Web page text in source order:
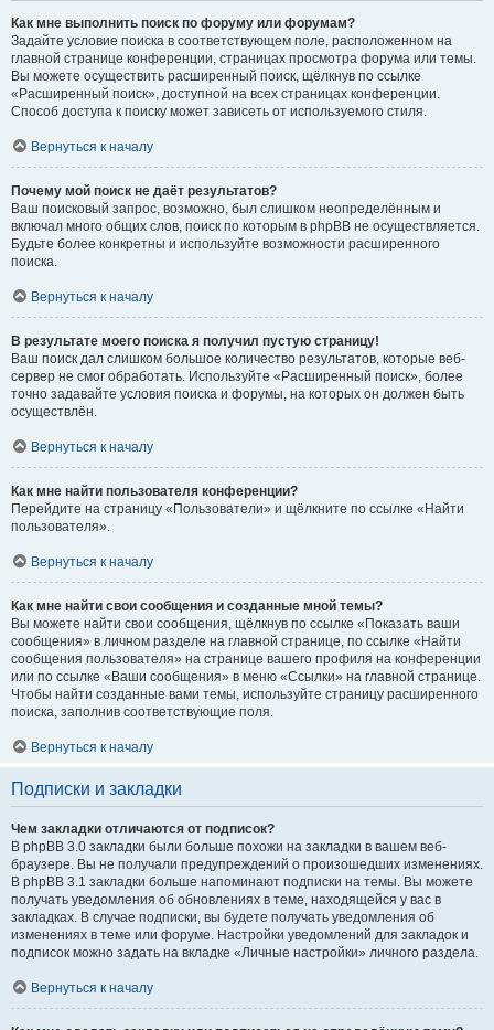
Как мне выполнить поиск по форуму или форумам?
Задайте условие поиска в соответствующем поле, расположенном на
главной странице конференции, страницах просмотра форума или темы.
Вы можете осуществить расширенный поиск, щёлкнув по ссылке
«Расширенный поиск», доступной на всех страницах конференции.
Способ доступа к поиску может зависеть от используемого стиля.
Вернуться к началу
Почему мой поиск не даёт результатов?
Ваш поисковый запрос, возможно, был слишком неопределённым и
включал много общих слов, поиск по которым в phpBB не осуществляется.
Будьте более конкретны и используйте возможности расширенного
поиска.
Вернуться к началу
В результате моего поиска я получил пустую страницу!
Ваш поиск дал слишком большое количество результатов, которые веб-
сервер не смог обработать. Используйте «Расширенный поиск», более
точно задавайте условия поиска и форумы, на которых он должен быть
осуществлён.
Вернуться к началу
Как мне найти пользователя конференции?
Перейдите на страницу «Пользователи» и щёлкните по ссылке «Найти
пользователя».
Вернуться к началу
Как мне найти свои сообщения и созданные мной темы?
Вы можете найти свои сообщения, щёлкнув по ссылке «Показать ваши
сообщения» в личном разделе на главной странице, по ссылке «Найти
сообщения пользователя» на странице вашего профиля на конференции
или по ссылке «Ваши сообщения» в меню «Ссылки» на главной странице.
Чтобы найти созданные вами темы, используйте страницу расширенного
поиска, заполнив соответствующие поля.
Вернуться к началу
Подписки и закладки
Чем закладки отличаются от подписок?
В phpBB 3.0 закладки были больше похожи на закладки в вашем веб-
браузере. Вы не получали предупреждений о произошедших изменениях.
В phpBB 3.1 закладки больше напоминают подписки на темы. Вы можете
получать уведомления об обновлениях в теме, находящейся у вас в
закладках. В случае подписки, вы будете получать уведомления об
изменениях в теме или форуме. Настройки уведомлений для закладок и
подписок можно задать на вкладке «Личные настройки» личного раздела.
Вернуться к началу